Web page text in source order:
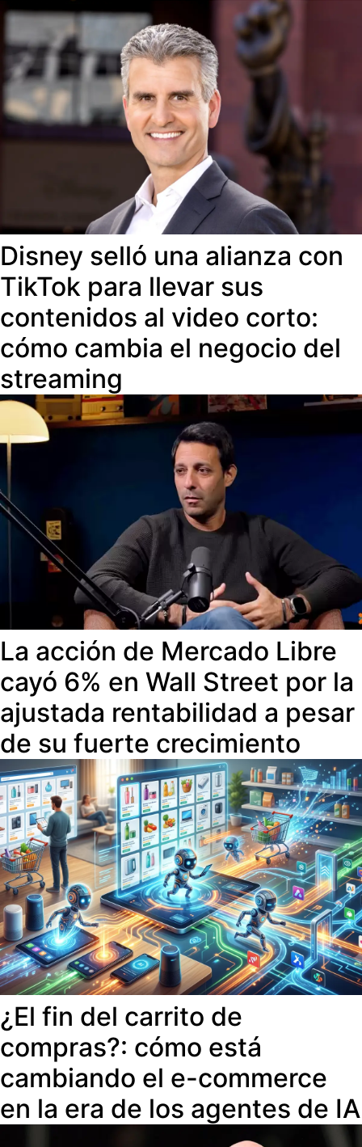
Disney selló una alianza con
TikTok para llevar sus
contenidos al video corto:
cómo cambia el negocio del
streaming
La acción de Mercado Libre
cayó 6% en Wall Street por la
ajustada rentabilidad a pesar
de su fuerte crecimiento
¿El fin del carrito de
compras?: cómo está
cambiando el e-commerce
en la era de los agentes de IA